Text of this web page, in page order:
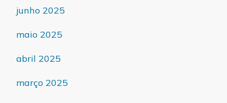
junho 2025
maio 2025
abril 2025
março 2025